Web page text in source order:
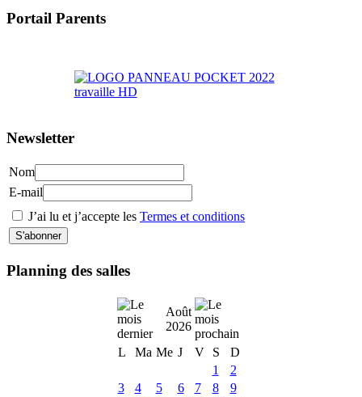
Portail Parents
Newsletter
Nom
E-mail
J’ai lu et j’accepte les Termes et conditions
Planning des salles
Août
2026
L
Ma Me J V S
D
1
2
3
4 5 6 7 8
9